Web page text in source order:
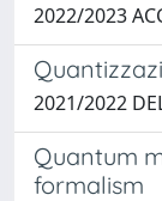
2022/2023
2021/2022
Quantum
formalism